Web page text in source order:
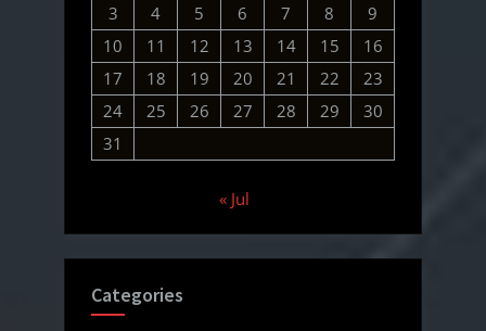
3
4 5 6 7 8
9
10
11 12 13 14 15
16
17
18 19 20 21 22
23
24
25 26 27 28 29
30
31
« Jul
Categories